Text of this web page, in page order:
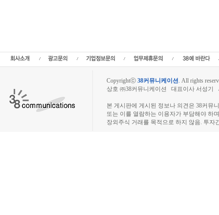
Copyrightⓒ 38커뮤니케이션. All rights
상호 ㈜38커뮤니케이션 대표이사 서성기
본 게시판에 게시된 정보나 의견은 38커뮤
또는 이를 열람하는 이용자가 부담해야 하
장외주식 거래를 목적으로 하지 않음. 투